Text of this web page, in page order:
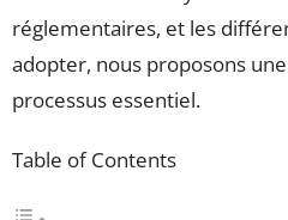
réglementaires, et les
adopter, nous proposons
processus essentiel.
Table of Contents